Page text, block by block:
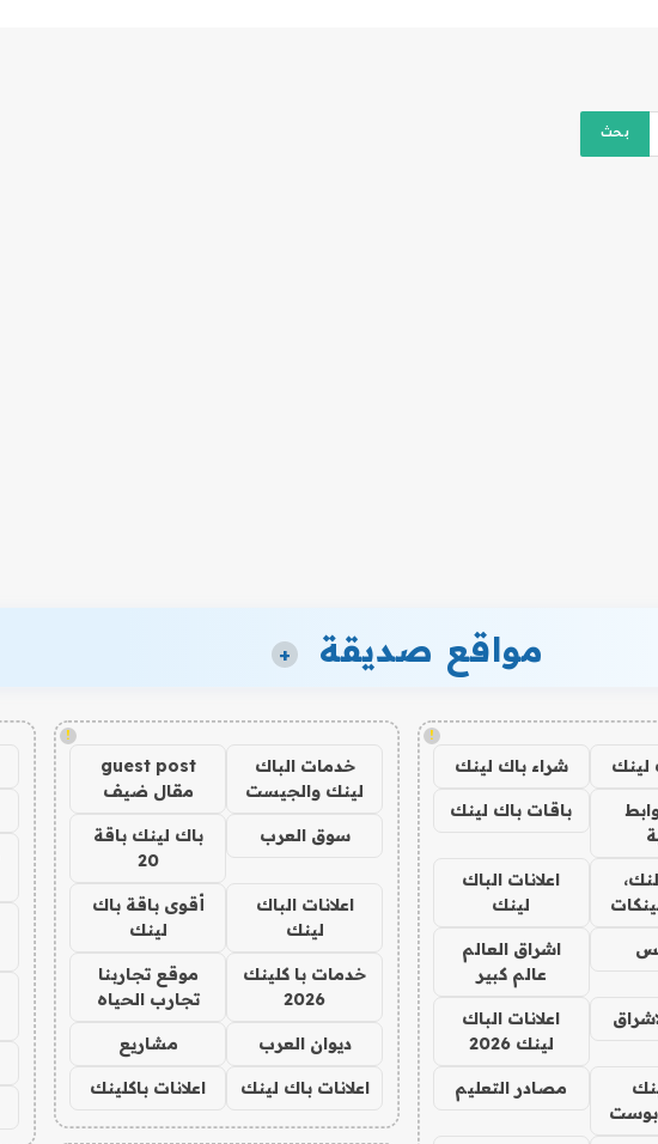
مواقع صديقة +
!
لينك شراء باك لينك
باقات باك لينك
اعلانات الباك
لينك
اشراق العالم
عالم كبير
اعلانات الباك
لينك 2026
مصادر التعليم
!
خدمات الباك
لينك والجيست
guest post
مقال ضيف
سوق العرب
باك لينك باقة
20
اعلانات الباك
لينك
أقوى باقة باك
لينك
خدمات با كلينك
2026
موقع تجاربنا
تجارب الحياه
ديوان العرب مشاريع
اعلانات باك لينك اعلانات باكلينك